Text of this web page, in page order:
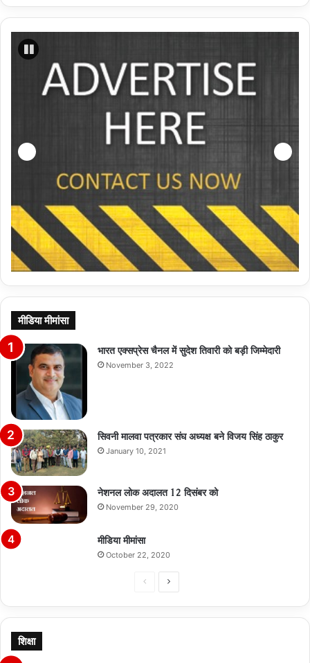
मीडिया मीमांसा
भारत एक्सप्रेस चैनल में सुदेश तिवारी को बड़ी जिम्मेदारी
November 3, 2022
सिवनी मालवा पत्रकार संघ अध्यक्ष बने विजय सिंह ठाकुर
January 10, 2021
नेशनल लोक अदालत 12 दिसंबर को
November 29, 2020
मीडिया मीमांसा
October 22, 2020
PreviousNext
शिक्षा